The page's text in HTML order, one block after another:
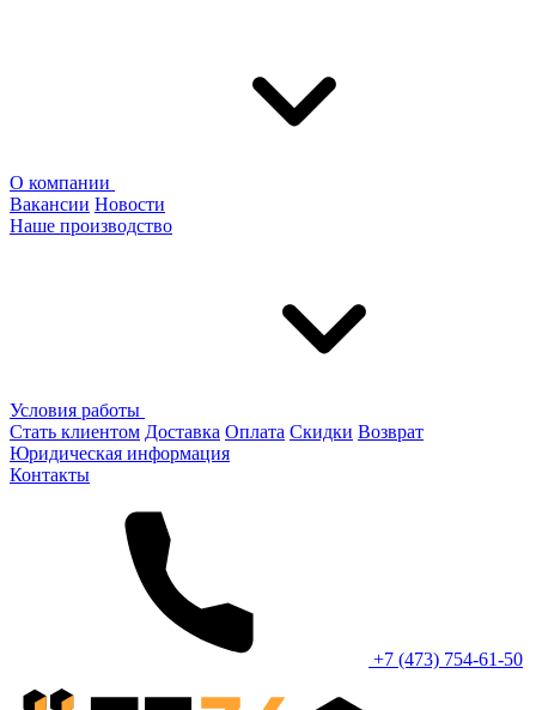
О компании
Вакансии Новости
Наше производство
Условия работы
Стать клиентом Доставка Оплата Скидки Возврат
Юридическая информация
Контакты
+7 (473) 754-61-50